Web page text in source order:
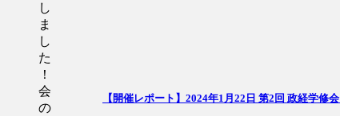
し
ま
し
た
！
会
の
【開催レポート】2024年1月22日 第2回 政経学